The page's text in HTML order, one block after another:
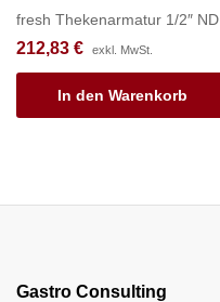
fresh Thekenarmatur 1/2″ ND
212,83 € exkl. MwSt.
In den Warenkorb
Gastro Consulting